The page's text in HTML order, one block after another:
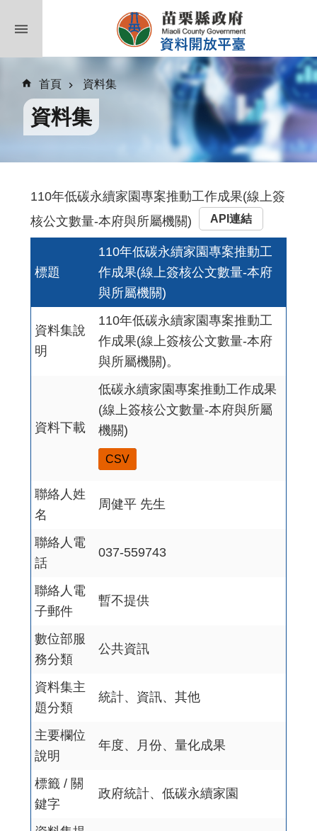
首頁 資料集
資料集
110年低碳永續家園專案推動工作成果(線上簽
核公文數量-本府與所屬機關)
API連結
標題
110年低碳永續家園專案推動工
作成果(線上簽核公文數量-本府
與所屬機關)
資料集說
明
110年低碳永續家園專案推動工
作成果(線上簽核公文數量-本府
與所屬機關)。
資料下載
低碳永續家園專案推動工作成果
(線上簽核公文數量-本府與所屬
機關)
CSV
聯絡人姓
名
周健平 先生
聯絡人電
話
037-559743
聯絡人電
子郵件
暫不提供
數位部服
務分類
公共資訊
資料集主
題分類
統計、資訊、其他
主要欄位
說明
年度、月份、量化成果
標籤 / 關
鍵字
政府統計、低碳永續家園